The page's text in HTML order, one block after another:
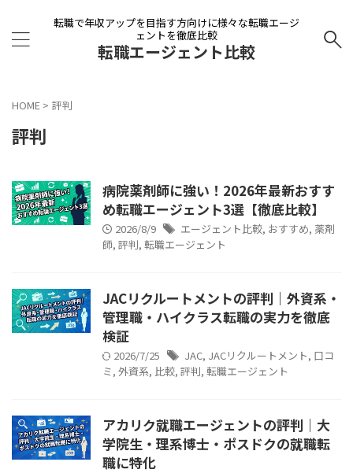
転職で年収アップを目指す方向けに様々な転職エージ
ェントを徹底比較
転職エージェント比較
HOME > 評判
評判
病院薬剤師に強い！2026年最新おすす
め転職エージェント3選【徹底比較】
2026/8/9 エージェント比較, おすすめ, 薬剤
師, 評判, 転職エージェント
JACリクルートメントの評判｜外資系・
管理職・ハイクラス転職の実力を徹底
検証
2026/7/25 JAC, JACリクルートメント, 口コ
ミ, 外資系, 比較, 評判, 転職エージェント
アカリク就職エージェントの評判｜大
学院生・理系博士・ポスドクの就職転
職に特化